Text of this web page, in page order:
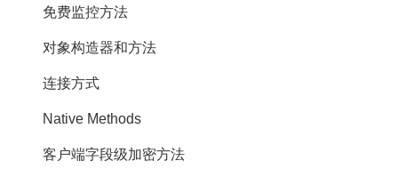
免费监控方法
对象构造器和方法
连接方式
Native Methods
客户端字段级加密方法